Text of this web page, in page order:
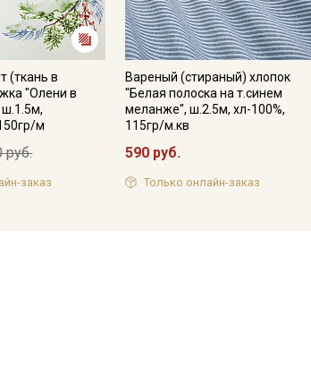
(ткань в
"Олени в
ш.1.5м,
м
руб.
заказ
Вареный (стираный) хлопок
"Белая полоска на т.синем
меланже", ш.2.5м, хл-100%,
115гр/м.кв
590 руб.
Только онлайн-заказ